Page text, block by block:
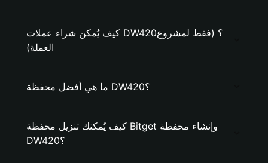
كيف يُمكن شراء عملات DW420؟ (فقط لمشروع
العملة)
ما هي أفضل محفظة DW420؟
كيف يُمكنك تنزيل محفظة Bitget وإنشاء محفظة
DW420؟